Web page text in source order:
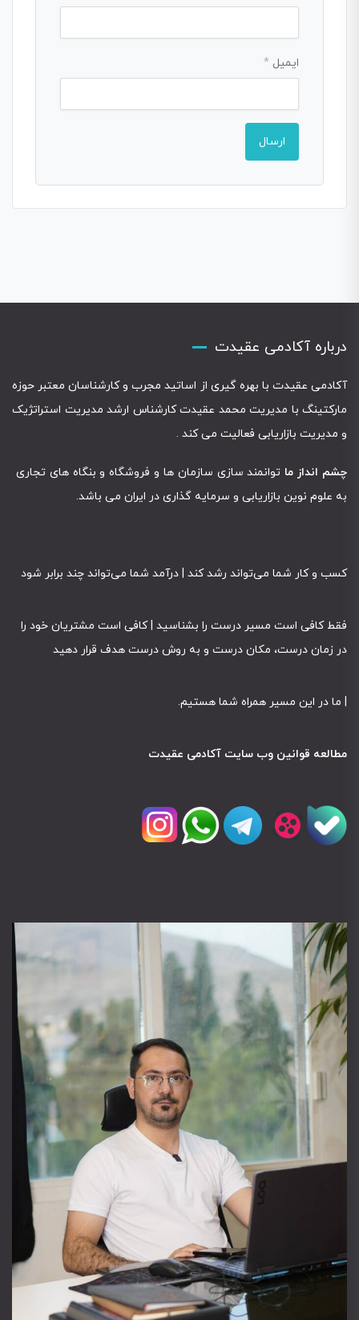
ایمیل *
درباره آکادمی عقیدت
آکادمی عقیدت با بهره گیری از اساتید مجرب و کارشناسان معتبر حوزه
مارکتینگ با مدیریت محمد عقیدت کارشناس ارشد مدیریت استراتژیک
و مدیریت بازاریابی فعالیت می کند .
چشم انداز ما توانمند سازی سازمان ها و فروشگاه و بنگاه های تجاری
به علوم نوین بازاریابی و سرمایه گذاری در ایران می باشد.
کسب و کار شما می‌تواند رشد کند | درآمد شما می‌تواند چند برابر شود
فقط کافی است مسیر درست را بشناسید | کافی است مشتریان خود را
در زمان درست، مکان درست و به روش درست هدف قرار دهید
| ما در این مسیر همراه شما هستیم.
مطالعه قوانین وب سایت آکادمی عقیدت